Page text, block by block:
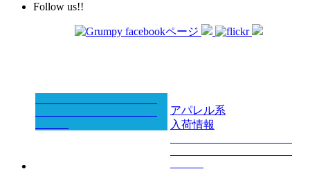
Follow us!!
アパレル系
入荷情報